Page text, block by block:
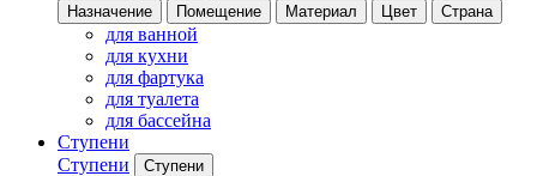
Назначение
Помещение Материал Цвет Страна
для ванной
для кухни
для фартука
для туалета
для бассейна
Ступени
Ступени
Ступени